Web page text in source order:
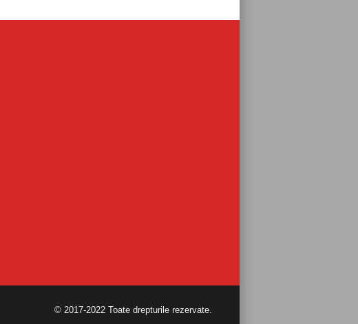
© 2017-2022 Toate drepturile rezervate.